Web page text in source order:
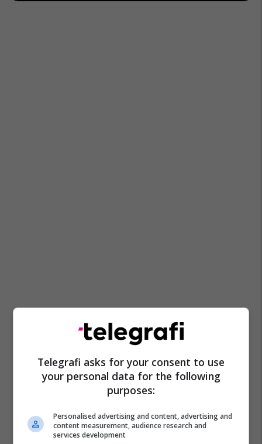
Telegrafi asks for your consent to use
your personal data for the following
purposes:
Personalised advertising and content, advertising and
content measurement, audience research and
services development